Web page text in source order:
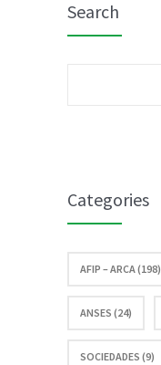
Search
Categories
AFIP – ARCA (198)
ANSES (24)
SOCIEDADES (9)